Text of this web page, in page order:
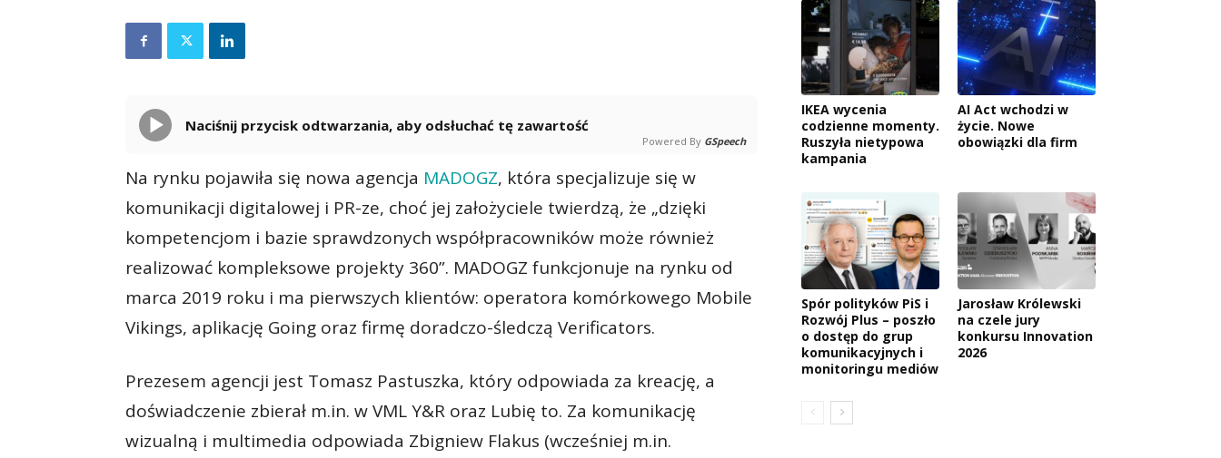
Naciśnij przycisk odtwarzania, aby odsłuchać tę zawartość
Powered By GSpeech
Na rynku pojawiła się nowa agencja MADOGZ, która specjalizuje się w
komunikacji digitalowej i PR-ze, choć jej założyciele twierdzą, że „dzięki
kompetencjom i bazie sprawdzonych współpracowników może również
realizować kompleksowe projekty 360”. MADOGZ funkcjonuje na rynku od
marca 2019 roku i ma pierwszych klientów: operatora komórkowego Mobile
Vikings, aplikację Going oraz firmę doradczo-śledczą Verificators.
Prezesem agencji jest Tomasz Pastuszka, który odpowiada za kreację, a
doświadczenie zbierał m.in. w VML Y&R oraz Lubię to. Za komunikację
wizualną i multimedia odpowiada Zbigniew Flakus (wcześniej m.in.
IKEA wycenia
codzienne momenty.
Ruszyła nietypowa
kampania
AI Act wchodzi w
życie. Nowe
obowiązki dla firm
Spór polityków PiS i
Rozwój Plus – poszło
o dostęp do grup
komunikacyjnych i
monitoringu mediów
Jarosław Królewski
na czele jury
konkursu Innovation
2026